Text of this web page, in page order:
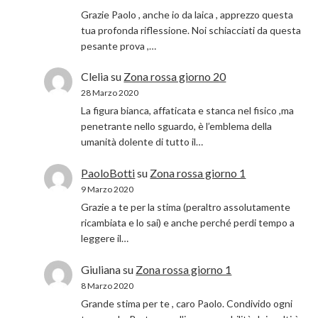
Grazie Paolo , anche io da laica , apprezzo questa
tua profonda riflessione. Noi schiacciati da questa
pesante prova ,…
Cleliasu Zona rossa giorno 20
28 Marzo 2020
La figura bianca, affaticata e stanca nel fisico ,ma
penetrante nello sguardo, è l’emblema della
umanità dolente di tutto il…
PaoloBottisu Zona rossa giorno 1
9 Marzo 2020
Grazie a te per la stima (peraltro assolutamente
ricambiata e lo sai) e anche perché perdi tempo a
leggere il…
Giulianasu Zona rossa giorno 1
8 Marzo 2020
Grande stima per te , caro Paolo. Condivido ogni